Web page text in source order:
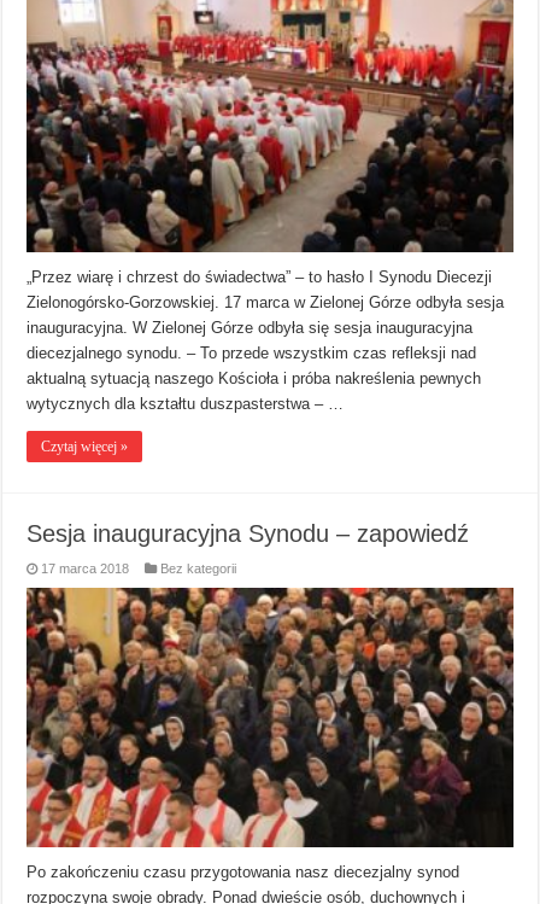
„Przez wiarę i chrzest do świadectwa” – to hasło I Synodu Diecezji
Zielonogórsko-Gorzowskiej. 17 marca w Zielonej Górze odbyła sesja
inauguracyjna. W Zielonej Górze odbyła się sesja inauguracyjna
diecezjalnego synodu. – To przede wszystkim czas refleksji nad
aktualną sytuacją naszego Kościoła i próba nakreślenia pewnych
wytycznych dla kształtu duszpasterstwa – …
Czytaj więcej »
Sesja inauguracyjna Synodu – zapowiedź
17 marca 2018 Bez kategorii
Po zakończeniu czasu przygotowania nasz diecezjalny synod
rozpoczyna swoje obrady. Ponad dwieście osób, duchownych i